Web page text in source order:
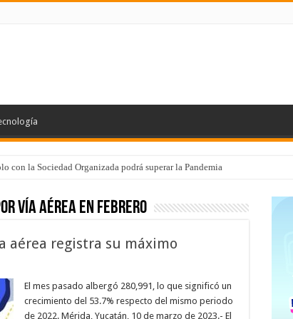
con la Sociedad Organizada podrá superar la Pandemia
vía aérea en febrero
aérea registra su máximo
El mes pasado albergó 280,991, lo que significó un
crecimiento del 53.7% respecto del mismo periodo
de 2022. Mérida, Yucatán, 10 de marzo de 2023.- El